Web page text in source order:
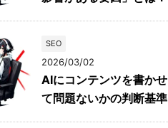
SEO
2026/03/02
AIにコンテンツを書かせ
て問題ないかの判断基準